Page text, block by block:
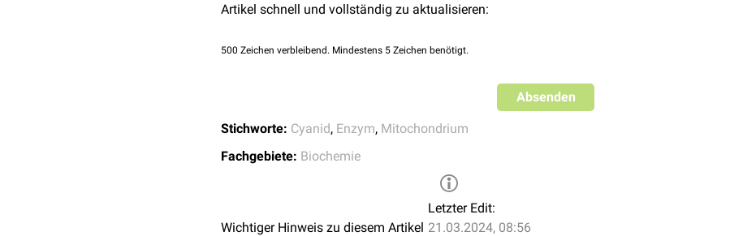
Artikel schnell und vollständig zu aktualisieren:
500 Zeichen verbleibend. Mindestens 5 Zeichen benötigt.
Absenden
Stichworte: Cyanid, Enzym, Mitochondrium
Fachgebiete: Biochemie
Wichtiger Hinweis zu diesem Artikel
Letzter Edit:
21.03.2024, 08:56